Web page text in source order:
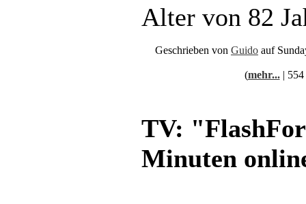
Alter von 82
Geschrieben von Guido auf
(mehr...| 554
TV:
Minuten